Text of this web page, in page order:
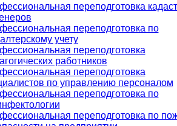
переподготовка
переподготовка по
учету
переподготовка
работников
переподготовка
по управлению персоналом
переподготовка по
переподготовка по